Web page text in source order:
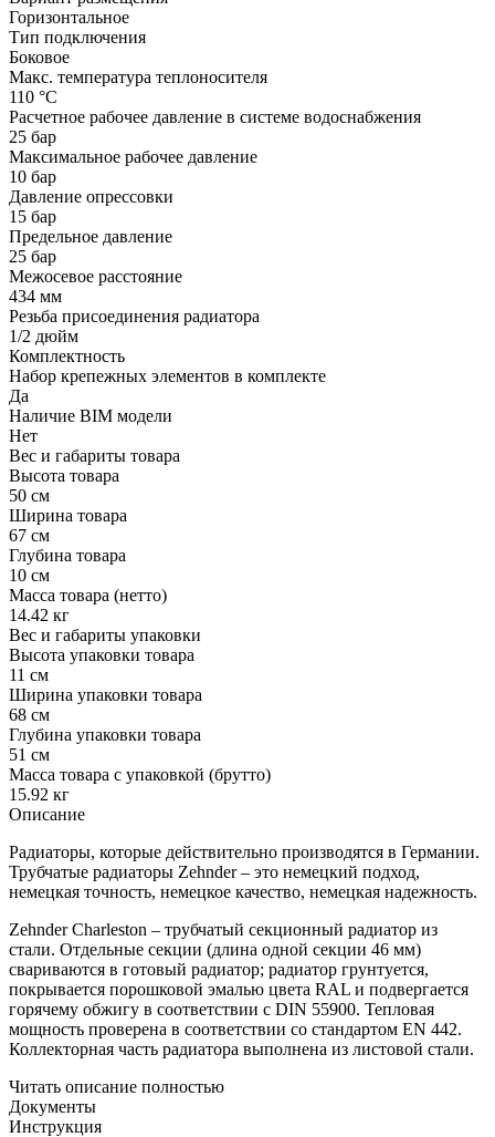
Горизонтальное
Тип подключения
Боковое
Макс. температура теплоносителя
110 °С
Расчетное рабочее давление в системе водоснабжения
25 бар
Максимальное рабочее давление
10 бар
Давление опрессовки
15 бар
Предельное давление
25 бар
Межосевое расстояние
434 мм
Резьба присоединения радиатора
1/2 дюйм
Комплектность
Набор крепежных элементов в комплекте
Да
Наличие BIM модели
Нет
Вес и габариты товара
Высота товара
50 см
Ширина товара
67 см
Глубина товара
10 см
Масса товара (нетто)
14.42 кг
Вес и габариты упаковки
Высота упаковки товара
11 см
Ширина упаковки товара
68 см
Глубина упаковки товара
51 см
Масса товара с упаковкой (брутто)
15.92 кг
Описание
Радиаторы, которые действительно производятся в Германии.
Трубчатые радиаторы Zehnder – это немецкий подход,
немецкая точность, немецкое качество, немецкая надежность.
Zehnder Charleston – трубчатый секционный радиатор из
стали. Отдельные секции (длина одной секции 46 мм)
свариваются в готовый радиатор; радиатор грунтуется,
покрывается порошковой эмалью цвета RAL и подвергается
горячему обжигу в соответствии с DIN 55900. Тепловая
мощность проверена в соответствии со стандартом EN 442.
Коллекторная часть радиатора выполнена из листовой стали.
Читать описание полностью
Документы
Инструкция